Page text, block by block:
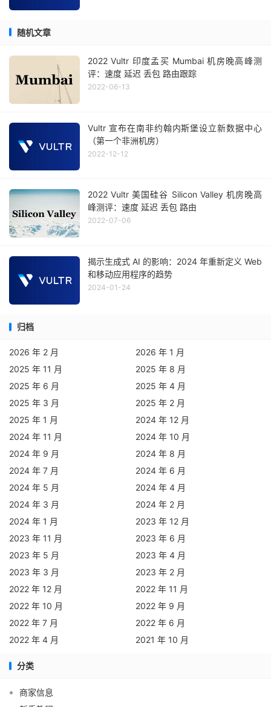
随机文章
2022 Vultr 印度孟买 Mumbai 机房晚高峰测
评：速度 延迟 丢包 路由跟踪
2022-06-13
Vultr 宣布在南非约翰内斯堡设立新数据中心
（第一个非洲机房）
2022-12-12
2022 Vultr 美国硅谷 Silicon Valley 机房晚高
峰测评：速度 延迟 丢包 路由
2022-07-06
揭示生成式 AI 的影响：2024 年重新定义 Web
和移动应用程序的趋势
2024-01-24
归档
2026 年 2 月
2026 年 1 月
2025 年 11 月
2025 年 8 月
2025 年 6 月
2025 年 4 月
2025 年 3 月
2025 年 2 月
2025 年 1 月
2024 年 12 月
2024 年 11 月
2024 年 10 月
2024 年 9 月
2024 年 8 月
2024 年 7 月
2024 年 6 月
2024 年 5 月
2024 年 4 月
2024 年 3 月
2024 年 2 月
2024 年 1 月
2023 年 12 月
2023 年 11 月
2023 年 6 月
2023 年 5 月
2023 年 4 月
2023 年 3 月
2023 年 2 月
2022 年 12 月
2022 年 11 月
2022 年 10 月
2022 年 9 月
2022 年 7 月
2022 年 6 月
2022 年 4 月
2021 年 10 月
分类
商家信息